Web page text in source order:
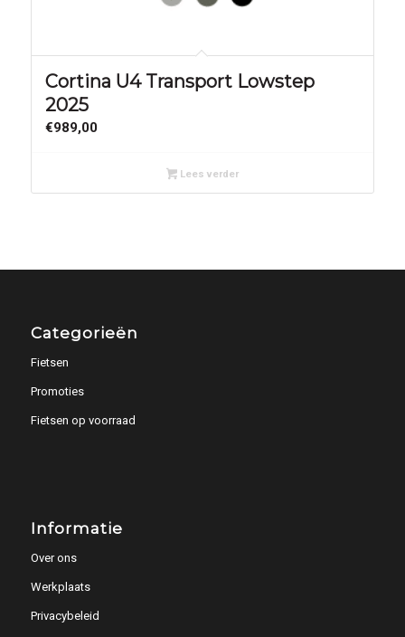
Cortina U4 Transport Lowstep
2025
€989,00
Lees verder
Categorieën
Fietsen
Promoties
Fietsen op voorraad
Informatie
Over ons
Werkplaats
Privacybeleid